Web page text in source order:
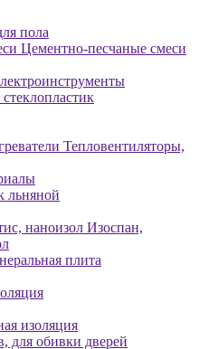
пола
Цементно-песчаные смеси
Тепловентиляторы,
льняной
Изоспан,
плита
изоляция